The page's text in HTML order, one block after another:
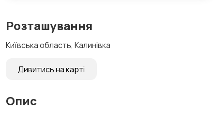
Розташування
Київська область, Калинівка
Дивитись на карті
Опис